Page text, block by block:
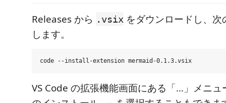
Releases から .vsix をダウンロードし、
します。
VS Code の拡張機能画面にある「…」メニュ